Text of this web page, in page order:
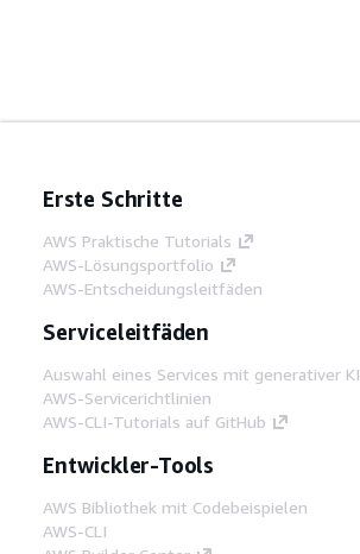
Erste Schritte
AWS Praktische Tutorials
AWS-Lösungsportfolio
AWS-Entscheidungsleitfäden
Serviceleitfäden
Auswahl eines Services mit generativer KI
AWS-Servicerichtlinien
AWS-CLI-Tutorials auf GitHub
Entwickler-Tools
AWS Bibliothek mit Codebeispielen
AWS-CLI